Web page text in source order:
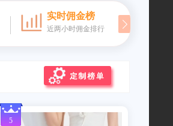
实时佣金榜
近两小时佣金排行
5